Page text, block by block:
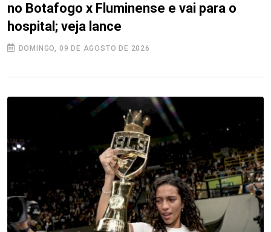
no Botafogo x Fluminense e vai para o
hospital; veja lance
DOMINGO, 09 DE AGOSTO DE 2026